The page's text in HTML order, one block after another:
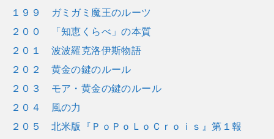
１９９ ガミガミ魔王のルーツ
２００ 「知恵くらべ」の本質
２０１ 波波羅克洛伊斯物語
２０２ 黄金の鍵のルール
２０３ モア・黄金の鍵のルール
２０４ 風の力
２０５ 北米版『ＰｏＰｏＬｏＣｒｏｉｓ』第１報